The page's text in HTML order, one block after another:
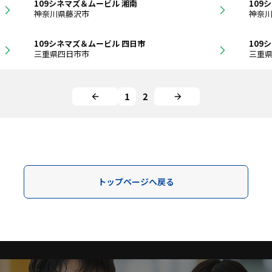
109シネマズ＆ムービル 湘南
神奈川県藤沢市
109
神奈
109シネマズ＆ムービル 四日市
三重県四日市市
109
三重
1 2
トップページへ戻る